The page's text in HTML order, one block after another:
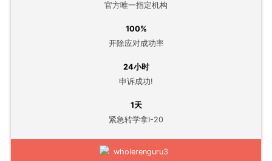
官方唯一指定机构
100%
开除应对成功率
24小时
申诉成功!
1天
紧急转学拿I-20